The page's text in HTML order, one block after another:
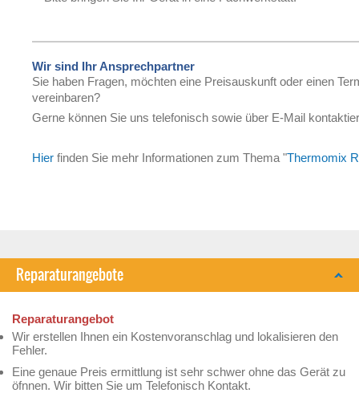
Wir sind Ihr Ansprechpartner
Sie haben Fragen, möchten eine Preisauskunft oder einen
vereinbaren?
Gerne können Sie uns telefonisch sowie über E-Mail
Hier finden Sie mehr Informationen zum Thema "Thermomix
Reparaturangebote
Reparaturangebot
Wir erstellen Ihnen ein Kostenvoranschlag und lokalisieren den
Fehler.
Eine genaue Preis ermittlung ist sehr schwer ohne das Gerät zu
öfnnen. Wir bitten Sie um Telefonisch Kontakt.